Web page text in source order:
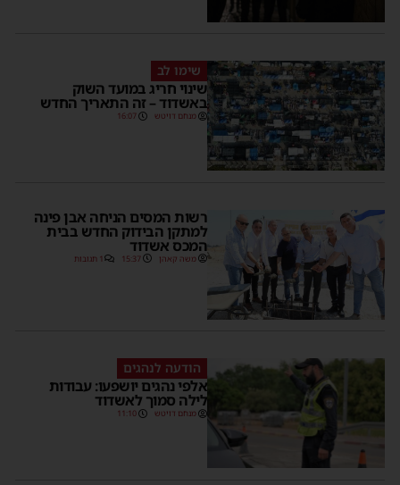
שימו לב
שינוי חריג במועד השוק
באשדוד – זה התאריך החדש
מנחם דויטש 16:07
רשות המסים הניחה אבן פינה
למתקן הבידוק החדש בבית
המכס אשדוד
משה קאהן 15:37 1 תגובות
הודעה לנהגים
אלפי נהגים יושפעו: עבודות
לילה סמוך לאשדוד
מנחם דויטש 11:10